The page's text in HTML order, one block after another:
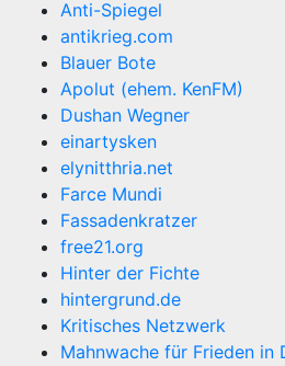
Anti-Spiegel
antikrieg.com
Blauer Bote
Apolut (ehem. KenFM)
Dushan Wegner
einartysken
elynitthria.net
Farce Mundi
Fassadenkratzer
free21.org
Hinter der Fichte
hintergrund.de
Kritisches Netzwerk
Mahnwache für Frieden in